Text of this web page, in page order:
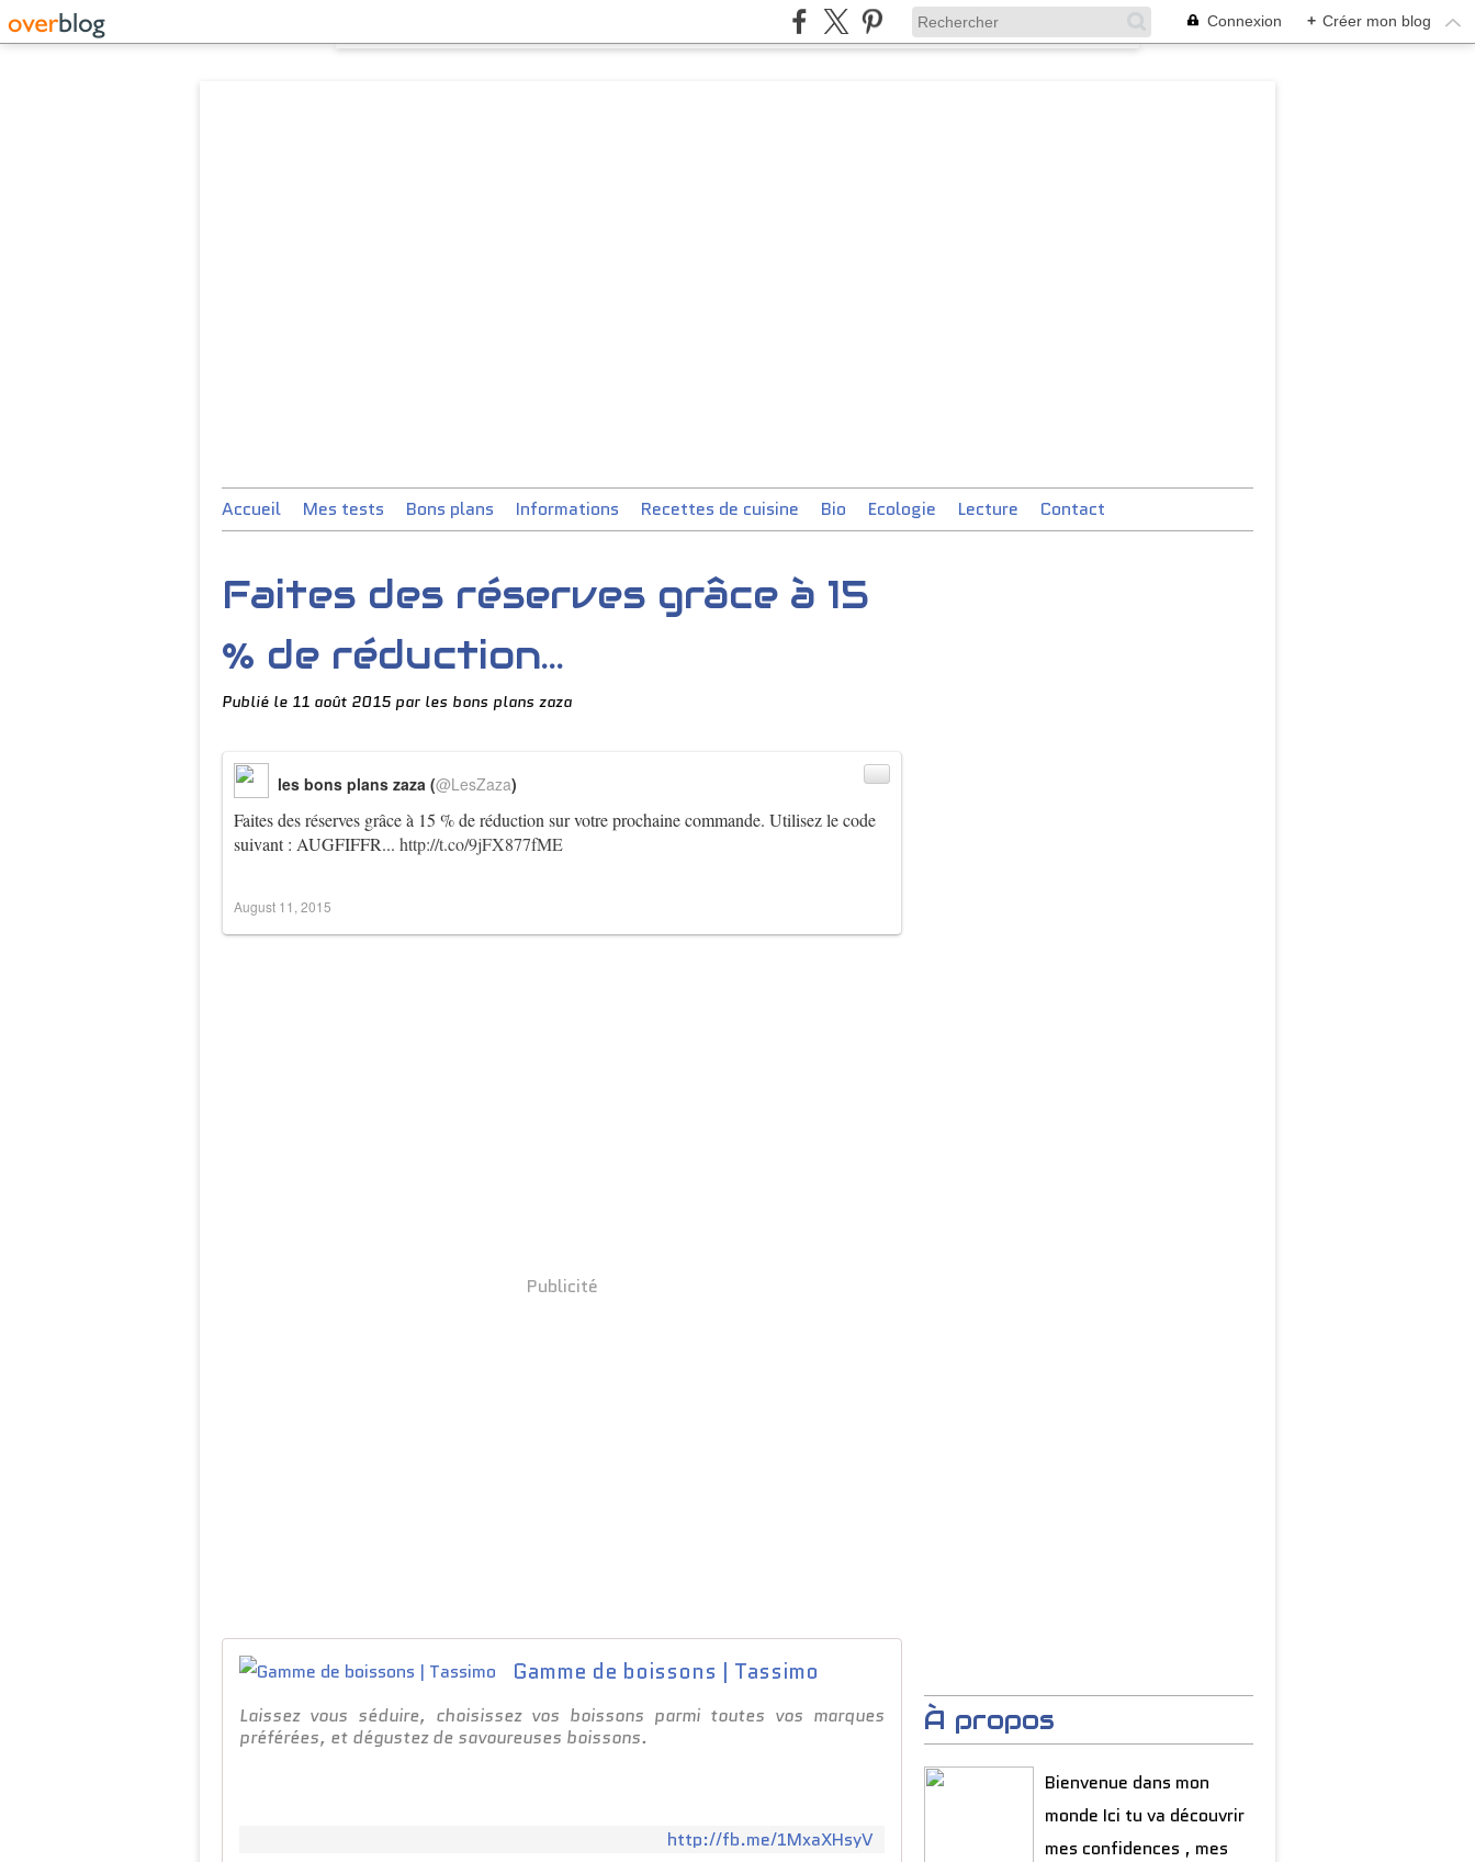
Connexion + Créer mon blog
Accueil Mes tests Bons plans Informations Recettes de cuisine Bio Ecologie Lecture Contact
Faites des réserves grâce à 15
% de réduction...
Publié le 11 août 2015 par les bons plans zaza
Faites des réserves grâce à 15 % de réduction sur votre prochaine commande. Utilisez le code
suivant : AUGFIFFR... http://t.co/9jFX877fME
les bons plans zaza (@LesZaza)
August 11, 2015
Publicité
Gamme de boissons | Tassimo
Laissez vous séduire, choisissez vos boissons parmi toutes vos marques
préférées, et dégustez de savoureuses boissons.
http://fb.me/1MxaXHsyV
À propos
Bienvenue dans mon
monde Ici tu va découvrir
mes confidences , mes